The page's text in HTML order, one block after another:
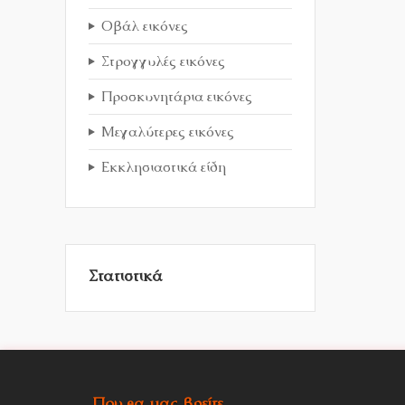
Οβάλ εικόνες
Στρογγυλές εικόνες
Προσκυνητάρια εικόνες
Μεγαλύτερες εικόνες
Εκκλησιαστικά είδη
Στατιστικά